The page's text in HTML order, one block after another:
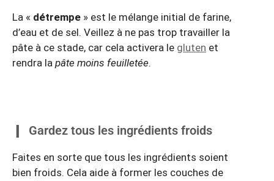
La « détrempe » est le mélange initial de farine,
d’eau et de sel. Veillez à ne pas trop travailler la
pâte à ce stade, car cela activera le gluten et
rendra la pâte moins feuilletée.
Gardez tous les ingrédients froids
Faites en sorte que tous les ingrédients soient
bien froids. Cela aide à former les couches de